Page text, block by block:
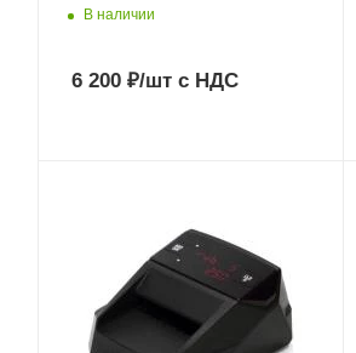
В наличии
6 200 ₽/шт с НДС